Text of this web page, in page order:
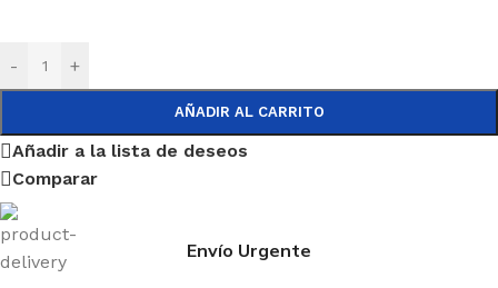
- +
AÑADIR AL CARRITO
Añadir a la lista de deseos
Comparar
Envío Urgente